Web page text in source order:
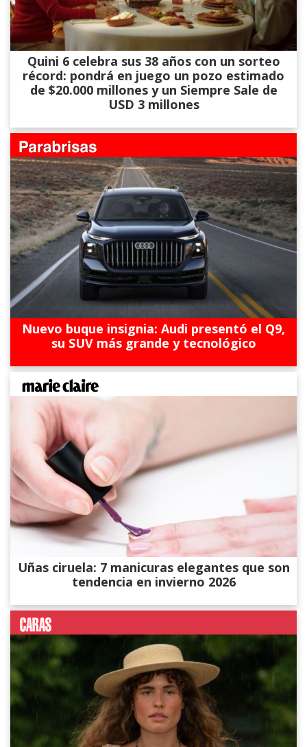
Quini 6 celebra sus 38 años con un sorteo
récord: pondrá en juego un pozo estimado
de $20.000 millones y un Siempre Sale de
USD 3 millones
Nuevo buque insignia: Audi presentó el Q9,
su SUV más grande y tecnológico
Uñas ciruela: 7 manicuras elegantes que son
tendencia en invierno 2026